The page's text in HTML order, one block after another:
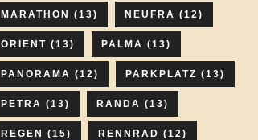
MARATHON (13) NEUFRA (12)
ORIENT (13) PALMA (13)
PANORAMA (12) PARKPLATZ (13)
PETRA (13) RANDA (13)
REGEN (15) RENNRAD (12)